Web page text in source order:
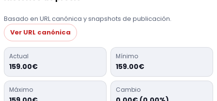
Basado en URL canónica y snapshots de publicación.
Ver URL canónica
Actual
159.00€
Mínimo
159.00€
Máximo Cambio